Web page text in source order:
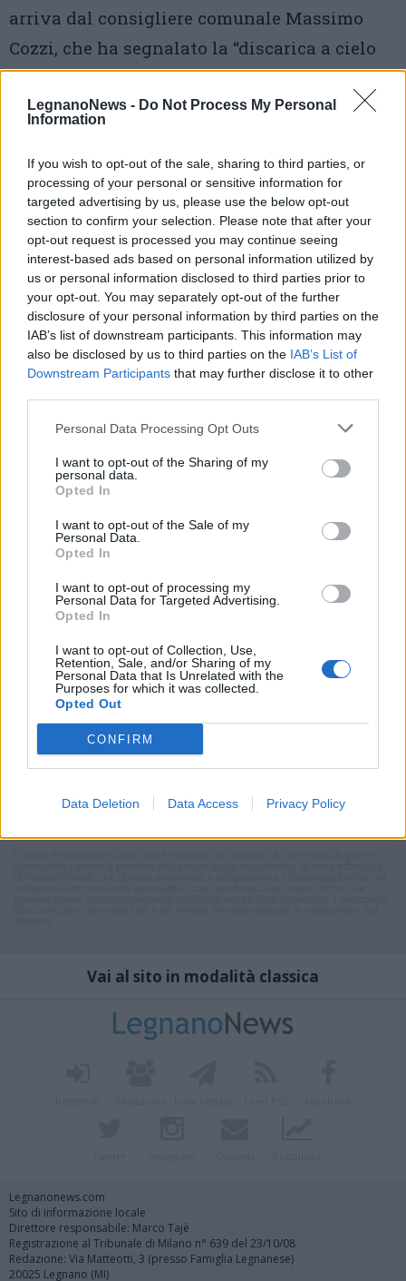
LegnanoNews - Do Not Process My Personal
Information
If you wish to opt-out of the sale, sharing to third parties, or
processing of your personal or sensitive information for
targeted advertising by us, please use the below opt-out
section to confirm your selection. Please note that after your
opt-out request is processed you may continue seeing
interest-based ads based on personal information utilized by
us or personal information disclosed to third parties prior to
your opt-out. You may separately opt-out of the further
disclosure of your personal information by third parties on the
IAB’s list of downstream participants. This information may
also be disclosed by us to third parties on the IAB’s List of
Downstream Participants that may further disclose it to other
Personal Data Processing Opt Outs
I want to opt-out of the Sharing of my
personal data.
Opted In
I want to opt-out of the Sale of my
Personal Data.
Opted In
I want to opt-out of processing my
Personal Data for Targeted Advertising.
Opted In
I want to opt-out of Collection, Use,
Retention, Sale, and/or Sharing of my
Personal Data that Is Unrelated with the
Purposes for which it was collected.
Opted Out
CONFIRM
Data Deletion Data Access Privacy Policy
arriva dal consigliere comunale Massimo
Cozzi, che ha segnalato la “discarica a cielo
aperto” anche agli uffici comunali.
Accedioregistratiper commentare questo
Vai al sito in modalità classica
Legnanonews.com
Sito di informazione locale
Direttore responsabile: Marco Tajè
Registrazione al Tribunale di Milano n° 639 del 23/10/08
Redazione: Via Matteotti, 3 (presso Famiglia Legnanese)
20025 Legnano (MI)